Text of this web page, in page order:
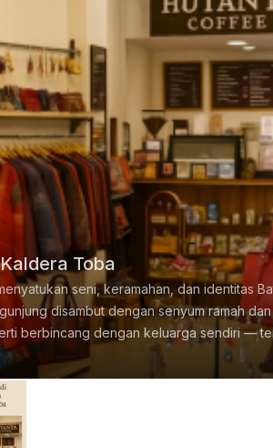
berbagai kebutuhan organisasi/
berbagai acara atau event
terbaik sebagai souvenir acara ulang
Toba
seni, keramahan, dan identitas
disambut dengan senyum ramah dan
berbincang dengan keluarga sendiri —